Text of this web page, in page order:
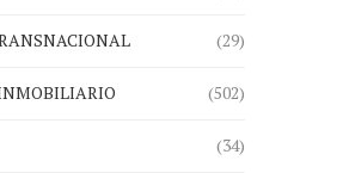
(29)
(502)
(34)